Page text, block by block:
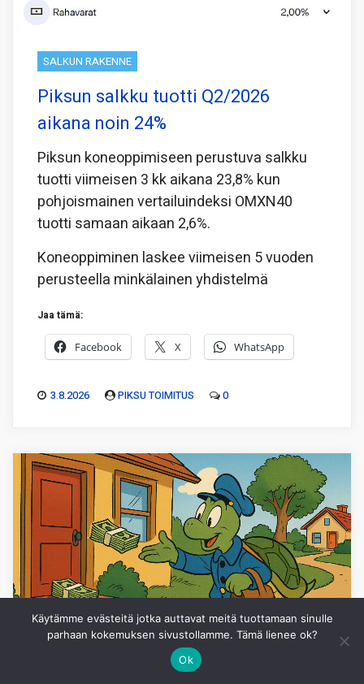
SALKUN RAKENNE
Piksun salkku tuotti Q2/2026
aikana noin 24%
Piksun koneoppimiseen perustuva salkku
tuotti viimeisen 3 kk aikana 23,8% kun
pohjoismainen vertailuindeksi OMXN40
tuotti samaan aikaan 2,6%.
Koneoppiminen laskee viimeisen 5 vuoden
perusteella minkälainen yhdistelmä
Jaa tämä:
Facebook X WhatsApp
3.8.2026 PIKSU TOIMITUS 0
Käytämme evästeitä jotka auttavat meitä tuottamaan sinulle
parhaan kokemuksen sivustollamme. Tämä lienee ok?
Ok